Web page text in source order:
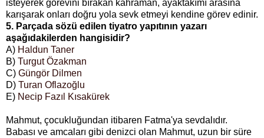
isteyerek görevini bırakan kahraman, ayaktakımı arasına
karışarak onları doğru yola sevk etmeyi kendine görev edinir.
5. Parçada sözü edilen tiyatro yapıtının yazarı
aşağıdakilerden hangisidir?
A) Haldun Taner
B) Turgut Özakman
C) Güngör Dilmen
D) Turan Oflazoğlu
E) Necip Fazıl Kısakürek
Mahmut, çocukluğundan itibaren Fatma'ya sevdalıdır.
Babası ve amcaları gibi denizci olan Mahmut, uzun bir süre